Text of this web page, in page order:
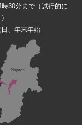
30分まで（試行的に
、年末年始